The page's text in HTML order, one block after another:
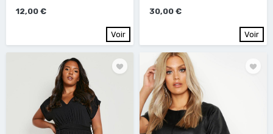
12,00 €
Voir
30,00 €
Voir